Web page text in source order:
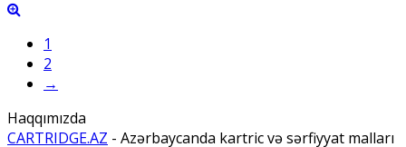
1
2
→
Haqqımızda
CARTRIDGE.AZ - Azərbaycanda kartric və sərfiyyat malları